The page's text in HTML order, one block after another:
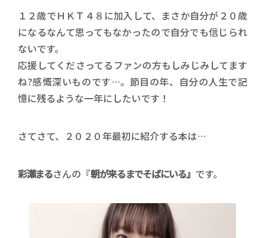
１２歳でＨＫＴ４８に加入して、まさか自分が２０歳
になるなんて思ってもなかったので自分でも信じられ
ないです。
応援してくださってるファンの方もしみじみしてます
ね?感慨深いものです…。節目の年、自分の人生で記
憶に残るような一年にしたいです！
さてさて、２０２０年最初に紹介する本は…
彩瀬まるさんの『朝が来るまでそばにいる』 です。